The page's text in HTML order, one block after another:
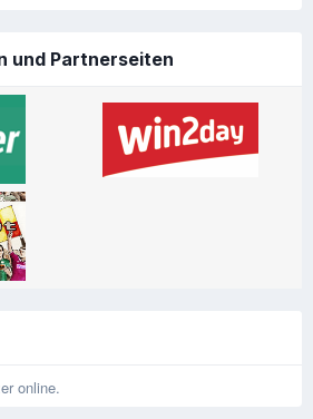
und Partnerseiten
online.